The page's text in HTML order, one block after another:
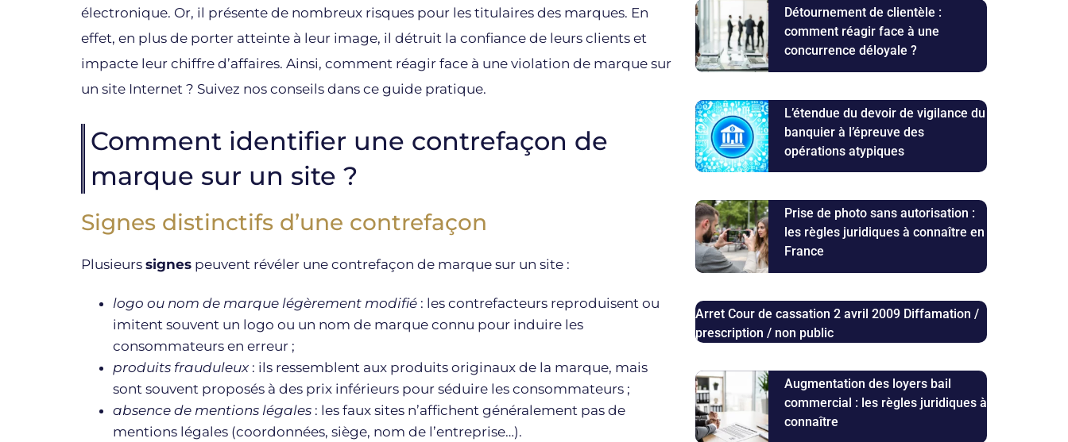
électronique. Or, il présente de nombreux risques pour les titulaires des marques. En
effet, en plus de porter atteinte à leur image, il détruit la confiance de leurs clients et
impacte leur chiffre d’affaires. Ainsi, comment réagir face à une violation de marque sur
un site Internet ? Suivez nos conseils dans ce guide pratique.
Comment identifier une contrefaçon de
marque sur un site ?
Signes distinctifs d’une contrefaçon
Plusieurs signes peuvent révéler une contrefaçon de marque sur un site :
logo ou nom de marque légèrement modifié : les contrefacteurs reproduisent ou
imitent souvent un logo ou un nom de marque connu pour induire les
consommateurs en erreur ;
produits frauduleux: ils ressemblent aux produits originaux de la marque, mais
sont souvent proposés à des prix inférieurs pour séduire les consommateurs ;
absence de mentions légales : les faux sites n’affichent généralement pas de
mentions légales (coordonnées, siège, nom de l’entreprise…).
Détournement de clientèle :
comment réagir face à une
concurrence déloyale ?
L’étendue du devoir de vigilance du
banquier à l’épreuve des
opérations atypiques
Prise de photo sans autorisation :
les règles juridiques à connaître en
France
Arret Cour de cassation 2 avril 2009 Diffamation /
prescription / non public
Augmentation des loyers bail
commercial : les règles juridiques à
connaître